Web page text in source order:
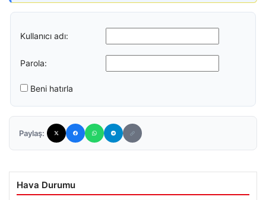
Kullanıcı adı:
Parola:
Beni hatırla
Paylaş:
Hava Durumu